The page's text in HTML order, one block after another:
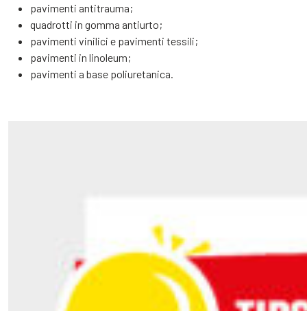
pavimenti antitrauma;
quadrotti in gomma antiurto;
pavimenti vinilici e pavimenti tessili;
pavimenti in linoleum;
pavimenti a base poliuretanica.